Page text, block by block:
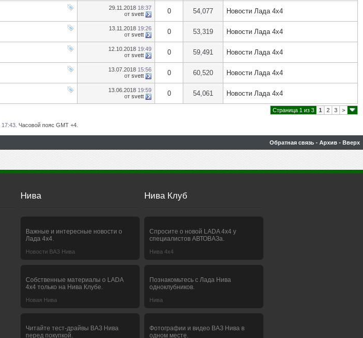
29.11.2018 18:37
от svett 0 54,077 Новости Лада 4х4
13.11.2018 19:26
от svett 0 53,319 Новости Лада 4х4
12.10.2018 19:49
от svett 0 59,491 Новости Лада 4х4
13.07.2018 15:56
от svett 0 60,520 Новости Лада 4х4
13.06.2018 19:59
от svett 0 54,061 Новости Лада 4х4
Страница 1 из 3 1 2 3 >
17:43 . Часовой пояс GMT +4.
Обратная связь - Архив - Вверх
Нива
Важные и интересные новости о
Лада 4х4.
Новости ВАЗ Нива
Собственные материалы о LADA
4x4 только на Нива Клубе.
Новая Нива
Читайте тест-драйвы ВАЗ Нива
перед покупкой.
Нива Клуб
Спросите о новой LADA 4x4 у
специалистов АВТОВАЗа.
Нива 4х4
Познакомьтесь с Лада Нива
одноклубников.
Нива
Фотографии и видео ВАЗ Нива в
одном месте.